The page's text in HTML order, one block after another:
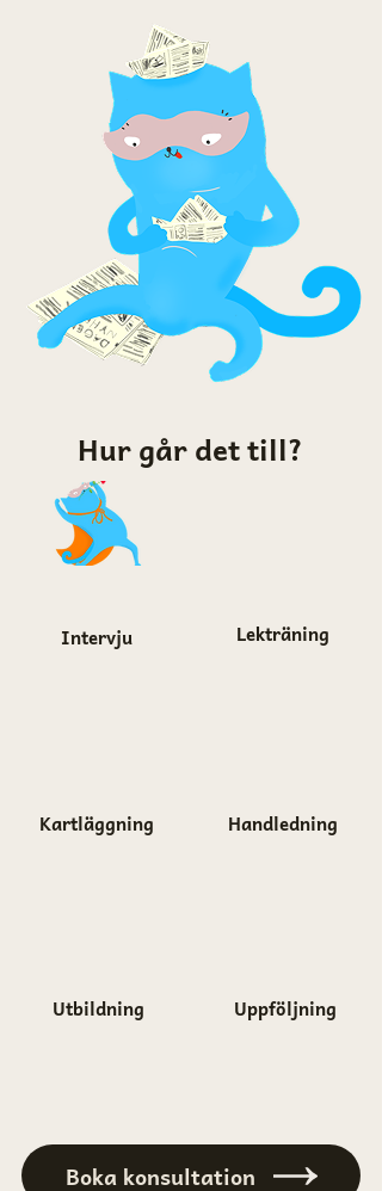
Hur går det till?
Intervju Lekträning
Kartläggning Handledning
Utbildning Uppföljning
Boka konsultation